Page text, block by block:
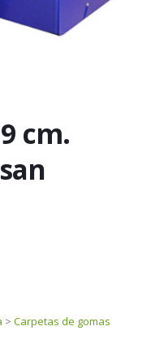
cm.
> Carpetas de gomas